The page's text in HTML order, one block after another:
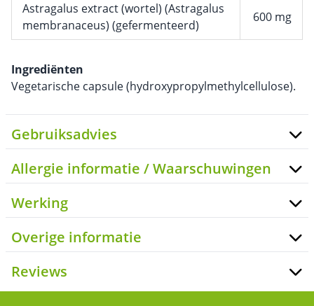
Astragalus extract (wortel) (Astragalus
membranaceus) (gefermenteerd)
600 mg
Ingrediënten
Vegetarische capsule (hydroxypropylmethylcellulose).
Gebruiksadvies
Allergie informatie / Waarschuwingen
Werking
Overige informatie
Reviews